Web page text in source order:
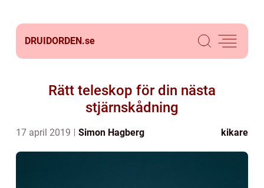
DRUIDORDEN.se
Rätt teleskop för din nästa
stjärnskådning
17 april 2019 Simon Hagberg kikare